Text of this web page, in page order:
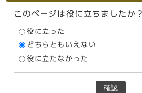
このページは役に立ちましたか？
役に立った
どちらともいえない
役に立たなかった
確認